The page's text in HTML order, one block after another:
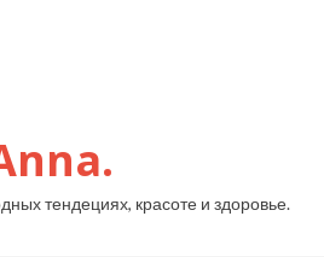
тендециях, красоте и здоровье.